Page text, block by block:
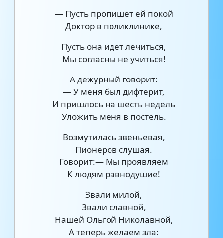
— Пусть пропишет ей покой
Доктор в поликлинике,
Пусть она идет лечиться,
Мы согласны не учиться!
А дежурный говорит:
— У меня был дифтерит,
И пришлось на шесть недель
Уложить меня в постель.
Возмутилась звеньевая,
Пионеров слушая.
Говорит:— Мы проявляем
К людям равнодушие!
Звали милой,
Звали славной,
Нашей Ольгой Николавной,
А теперь желаем зла: